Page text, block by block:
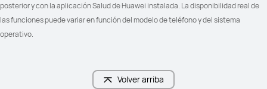
posterior y con la aplicación Salud de Huawei instalada. La disponibilidad real de
las funciones puede variar en función del modelo de teléfono y del sistema
operativo.
Volver arriba